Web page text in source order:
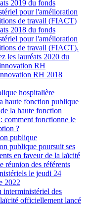
2019 du fonds
pour l'amélioration
de travail (FIACT)
2018 du fonds
pour l'amélioration
de travail (FIACT).
les lauréats 2020 du
RH
RH 2018
hospitalière
haute fonction publique
la haute fonction
comment fonctionne le
?
publique
publique poursuit ses
en faveur de la laïcité
réunion des référents
le jeudi 24
2022
interministériel des
officiellement lancé